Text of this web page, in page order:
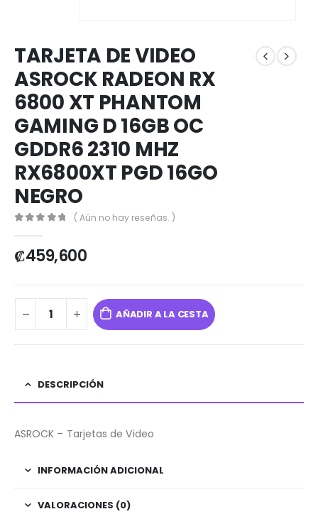
TARJETA DE VIDEO
ASROCK RADEON RX
6800 XT PHANTOM
GAMING D 16GB OC
GDDR6 2310 MHZ
RX6800XT PGD 16GO
NEGRO
( Aún no hay reseñas. )
₡459,600
AÑADIR A LA CESTA
DESCRIPCIÓN
ASROCK – Tarjetas de Video
INFORMACIÓN ADICIONAL
VALORACIONES (0)